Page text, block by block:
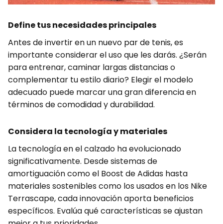
Define tus necesidades principales
Antes de invertir en un nuevo par de tenis, es
importante considerar el uso que les darás. ¿Serán
para entrenar, caminar largas distancias o
complementar tu estilo diario? Elegir el modelo
adecuado puede marcar una gran diferencia en
términos de comodidad y durabilidad.
Considera la tecnología y materiales
La tecnología en el calzado ha evolucionado
significativamente. Desde sistemas de
amortiguación como el Boost de Adidas hasta
materiales sostenibles como los usados en los Nike
Terrascape, cada innovación aporta beneficios
específicos. Evalúa qué características se ajustan